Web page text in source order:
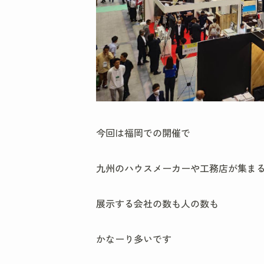
今回は福岡での開催で
九州のハウスメーカーや工務店が集ま
展示する会社の数も人の数も
かなーり多いです